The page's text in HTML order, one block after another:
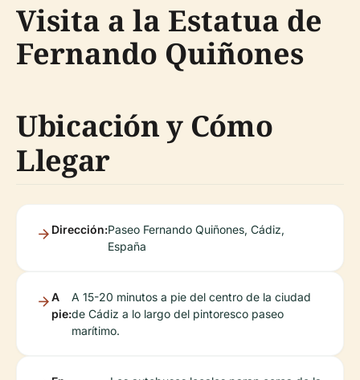
Visita a la Estatua de
Fernando Quiñones
Ubicación y Cómo
Llegar
Dirección:Paseo Fernando Quiñones, Cádiz,
España
A
pie:
A 15-20 minutos a pie del centro de la ciudad
de Cádiz a lo largo del pintoresco paseo
marítimo.